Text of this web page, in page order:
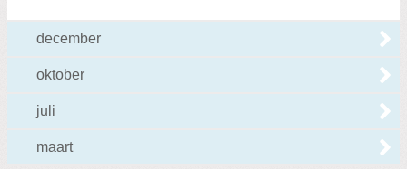
december
oktober
juli
maart